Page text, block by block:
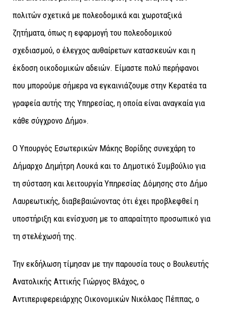
πολιτών σχετικά με πολεοδομικά και χωροταξικά
ζητήματα, όπως η εφαρμογή του πολεοδομικού
σχεδιασμού, ο έλεγχος αυθαίρετων κατασκευών και η
έκδοση οικοδομικών αδειών. Είμαστε πολύ περήφανοι
που μπορούμε σήμερα να εγκαινιάζουμε στην Κερατέα τα
γραφεία αυτής της Υπηρεσίας, η οποία είναι αναγκαία για
κάθε σύγχρονο Δήμο».
Ο Υπουργός Εσωτερικών Μάκης Βορίδης συνεχάρη το
Δήμαρχο Δημήτρη Λουκά και το Δημοτικό Συμβούλιο για
τη σύσταση και λειτουργία Υπηρεσίας Δόμησης στο Δήμο
Λαυρεωτικής, διαβεβαιώνοντας ότι έχει προβλεφθεί η
υποστήριξη και ενίσχυση με το απαραίτητο προσωπικό για
τη στελέχωσή της.
Την εκδήλωση τίμησαν με την παρουσία τους ο Βουλευτής
Ανατολικής Αττικής Γιώργος Βλάχος, ο
Αντιπεριφερειάρχης Οικονομικών Νικόλαος Πέππας, ο